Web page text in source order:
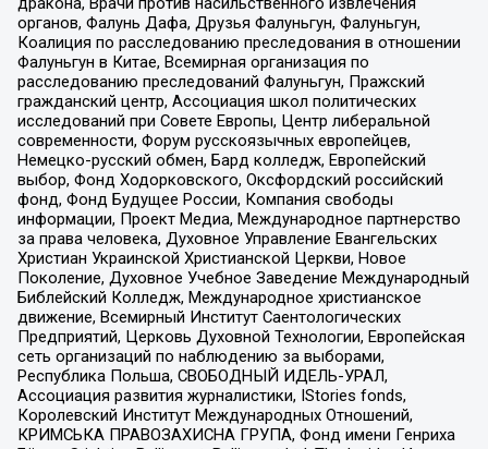
органов, Фалунь Дафа, Друзья Фалуньгун, Фалуньгун,
Коалиция по расследованию преследования в отношении
Фалуньгун в Китае, Всемирная организация по
расследованию преследований Фалуньгун, Пражский
гражданский центр, Ассоциация школ политических
исследований при Совете Европы, Центр либеральной
современности, Форум русскоязычных европейцев,
Немецко-русский обмен, Бард колледж, Европейский
выбор, Фонд Ходорковского, Оксфордский российский
фонд, Фонд Будущее России, Компания свободы
информации, Проект Медиа, Международное партнерство
за права человека, Духовное Управление Евангельских
Христиан Украинской Христианской Церкви, Новое
Поколение, Духовное Учебное Заведение Международный
Библейский Колледж, Международное христианское
движение, Всемирный Институт Саентологических
Предприятий, Церковь Духовной Технологии, Европейская
сеть организаций по наблюдению за выборами,
Республика Польша, СВОБОДНЫЙ ИДЕЛЬ-УРАЛ,
Ассоциация развития журналистики, IStories fonds,
Королевский Институт Международных Отношений,
КРИМСЬКА ПРАВОЗАХИСНА ГРУПА, Фонд имени Генриха